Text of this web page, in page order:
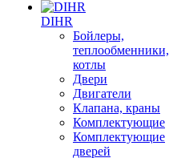
DIHR
Бойлеры,
теплообменники,
котлы
Двери
Двигатели
Клапана, краны
Комплектующие
Комплектующие
дверей